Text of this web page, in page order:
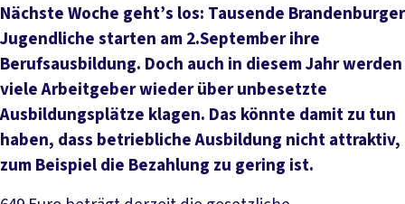
Nächste Woche geht’s los: Tausende Brandenburger
Jugendliche starten am 2.September ihre
Berufsausbildung. Doch auch in diesem Jahr werden
viele Arbeitgeber wieder über unbesetzte
Ausbildungsplätze klagen. Das könnte damit zu tun
haben, dass betriebliche Ausbildung nicht attraktiv,
zum Beispiel die Bezahlung zu gering ist.